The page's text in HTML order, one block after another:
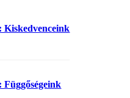
Kiskedvenceink
Függőségeink